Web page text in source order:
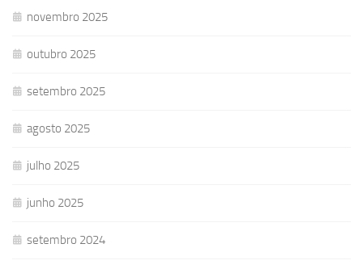
novembro 2025
outubro 2025
setembro 2025
agosto 2025
julho 2025
junho 2025
setembro 2024